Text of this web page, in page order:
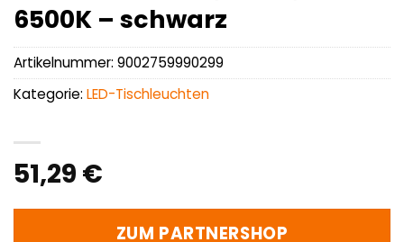
6500K – schwarz
51,29 €
ZUM PARTNERSHOP
Artikelnummer: 9002759990299
Kategorie: LED-Tischleuchten